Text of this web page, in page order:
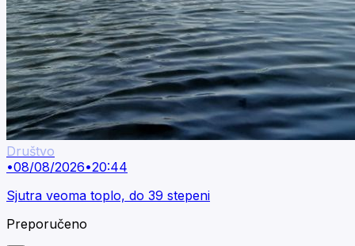
Društvo
•08/08/2026•20:44
Sjutra veoma toplo, do 39 stepeni
Preporučeno